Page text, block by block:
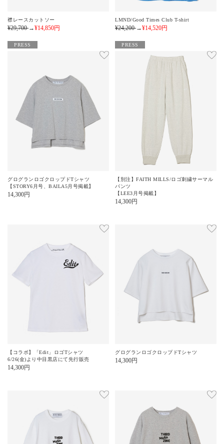
襟レースカットソー
¥29,700→¥14,850円
LMND/Good Times Club T-shirt
¥24,200→¥14,520円
PRESS
グログランロゴクロップドTシャツ
【STORY6月号、BAILA5月号掲載】
14,300円
PRESS
【別注】FAITH MILLS/ロゴ刺繍サーマル
パンツ
【LEE3月号掲載】
14,300円
【コラボ】「Edit」ロゴTシャツ
6/26(金)より中目黒店にて先行販売
14,300円
グログランロゴクロップドTシャツ
14,300円